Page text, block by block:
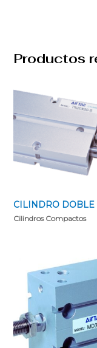
Productos
CILINDRO DOBLE
Cilindros Compactos